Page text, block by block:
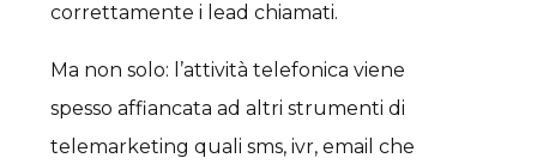
correttamente i lead chiamati.
Ma non solo: l’attività telefonica viene
spesso affiancata ad altri strumenti di
telemarketing quali sms, ivr, email che